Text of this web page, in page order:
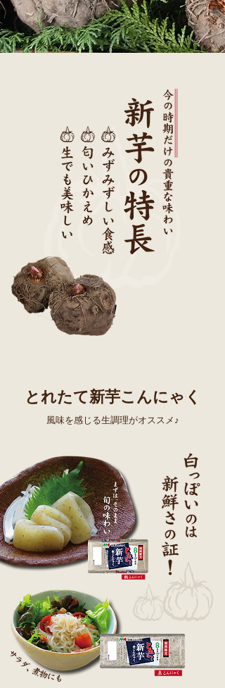
とれたて新芋こんにゃく
風味を感じる生調理がオススメ♪